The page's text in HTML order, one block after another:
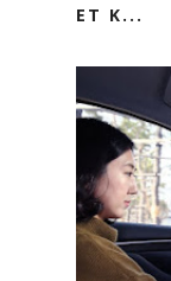
ET K...